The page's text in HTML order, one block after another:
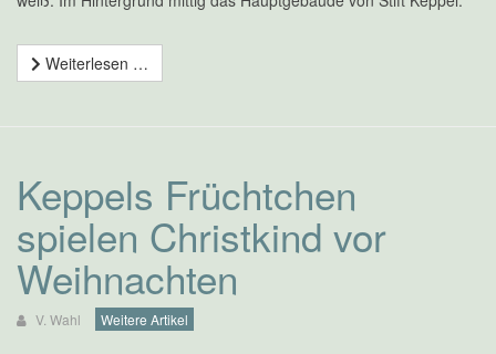
Weiterlesen …
Keppels Früchtchen
spielen Christkind vor
Weihnachten
V. Wahl Weitere Artikel